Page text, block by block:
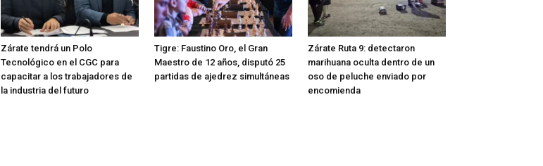
Zárate tendrá un Polo
Tecnológico en el CGC para
capacitar a los trabajadores de
la industria del futuro
Tigre: Faustino Oro, el Gran
Maestro de 12 años, disputó 25
partidas de ajedrez simultáneas
Zárate Ruta 9: detectaron
marihuana oculta dentro de un
oso de peluche enviado por
encomienda